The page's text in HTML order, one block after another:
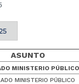
ASUNTO
MINISTERIO PÚBLICO
MINISTERIO PÚBLICO